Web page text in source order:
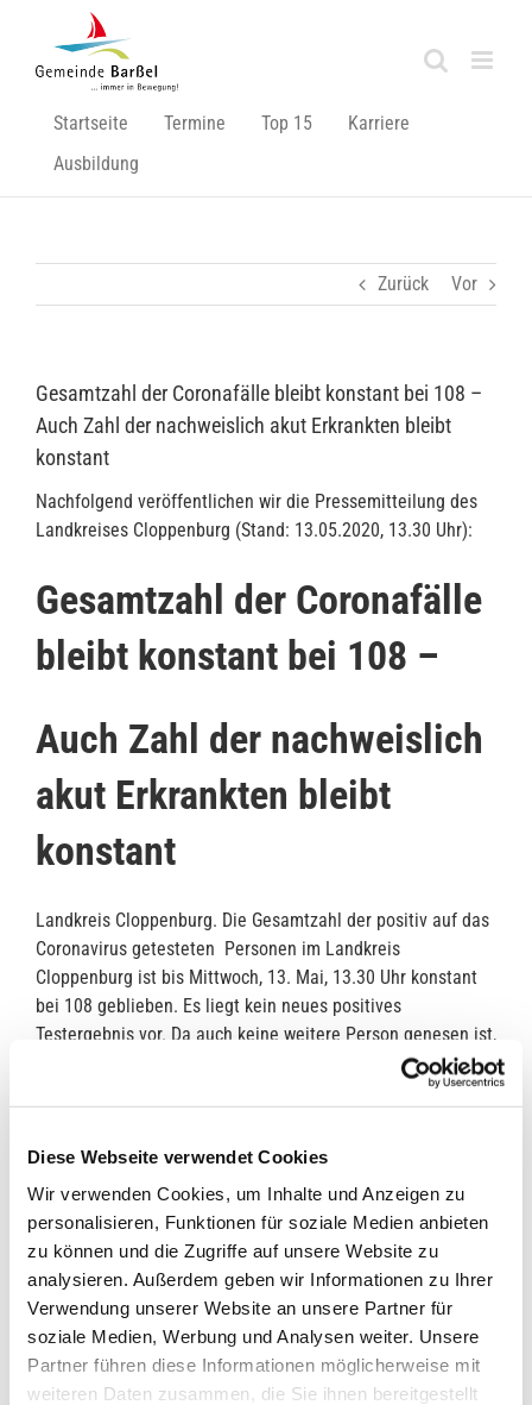
Diese Webseite verwendet Cookies
Wir verwenden Cookies, um Inhalte und Anzeigen zu
personalisieren, Funktionen für soziale Medien anbieten
zu können und die Zugriffe auf unsere Website zu
analysieren. Außerdem geben wir Informationen zu Ihrer
Verwendung unserer Website an unsere Partner für
soziale Medien, Werbung und Analysen weiter. Unsere
Partner führen diese Informationen möglicherweise mit
weiteren Daten zusammen, die Sie ihnen bereitgestellt
springen
Startseite Termine Top 15
Karriere
Ausbildung
Zurück Vor
Gesamtzahl der Coronafälle bleibt konstant bei 108 –
Auch Zahl der nachweislich akut Erkrankten bleibt
konstant
Nachfolgend veröffentlichen wir die Pressemitteilung des
Landkreises Cloppenburg (Stand: 13.05.2020, 13.30 Uhr):
Gesamtzahl der Coronafälle
bleibt konstant bei 108 –
Auch Zahl der nachweislich
akut Erkrankten bleibt
konstant
Landkreis Cloppenburg. Die Gesamtzahl der positiv auf das
Coronavirus getesteten Personen im Landkreis
Cloppenburg ist bis Mittwoch, 13. Mai, 13.30 Uhr konstant
bei 108 geblieben. Es liegt kein neues positives
Testergebnis vor. Da auch keine weitere Person genesen ist,
bleibt die Zahl der nachweislich akut Erkrankten konstant
Anzahl aller positiv getesteten
Corona-Fälle
108
Anzahl der Genesungen
98
Saldo der verbliebenen positiv
getesteten Corona-Fälle
10
Anzahl der
angeordneten Quarantäne-Fälle
612